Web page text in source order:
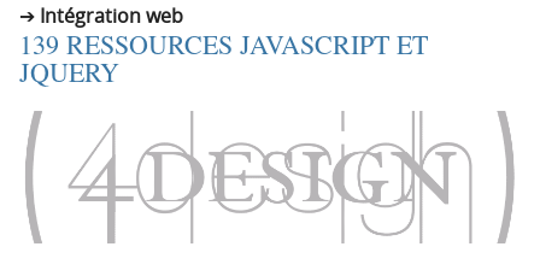
Intégration web
139 RESSOURCES JAVASCRIPT ET
JQUERY